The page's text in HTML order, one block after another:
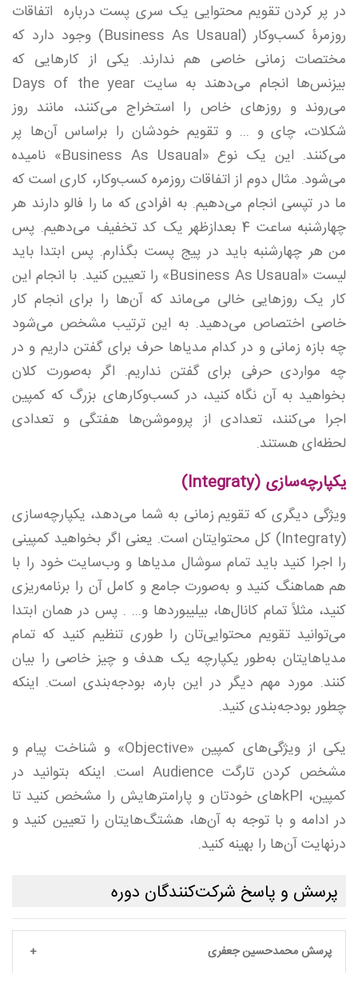
در پر کردن تقویم محتوایی یک سری پست درباره اتفاقات
روزمرۀ کسب‌وکار (Business As Usaual)
وجود دارد که
مختصات زمانی خاصی هم ندارند. یکی از کارهایی که
بیزنس‌ها انجام می‌دهند به سایت Days of the year
می‌روند و روزهای خاص را استخراج می‌کنند، مانند روز
شکلات، چای و ... و تقویم خودشان را براساس آن‌ها پر
می‌کنند. این یک نوع «Business As Usaual» نامیده
می‌شود. مثال دوم از اتفاقات روزمره کسب‌وکار، کاری است که
ما در تپسی انجام می‌دهیم. به افرادی که ما را فالو دارند هر
چهارشنبه ساعت 4 بعدازظهر یک کد تخفیف می‌دهیم. پس
من هر چهارشنبه باید در پیج پست بگذارم. پس ابتدا باید
لیست «Business As Usaual» را تعیین کنید. با انجام این
کار یک روزهایی خالی می‌ماند که آن‌ها را برای انجام کار
خاصی اختصاص می‌دهید. به این ترتیب مشخص می‌شود
چه بازه زمانی و در کدام مدیاها حرف برای گفتن داریم و در
چه مواردی حرفی برای گفتن نداریم. اگر به‌صورت کلان
بخواهید به آن نگاه کنید، در کسب‌وکارهای بزرگ که کمپین
اجرا می‌کنند، تعدادی از پروموشن‌ها هفتگی و تعدادی
لحظه‌ای هستند.
یکپارچه‌سازی (Integraty)
ویژگی دیگری که تقویم زمانی به شما می‌دهد، یکپارچه‌سازی
(Integraty) کل محتوایتان است. یعنی اگر بخواهید کمپینی
را اجرا کنید باید تمام سوشال مدیاها و وب‌سایت خود را با
هم هماهنگ کنید و به‌صورت جامع و کامل آن را برنامه‌ریزی
کنید، مثلاً تمام کانال‌ها، بیلیبوردها و... . پس در همان ابتدا
می‌توانید تقویم محتوایی‌تان را طوری تنظیم کنید که تمام
مدیاهایتان به‌طور یکپارچه یک هدف و چیز خاصی را بیان
کنند. مورد مهم دیگر در این باره، بودجه‌بندی است. اینکه
چطور بودجه‌بندی کنید.
یکی از ویژگی‌های کمپین «Objective» و شناخت پیام و
مشخص کردن تارگت Audience است. اینکه بتوانید در
کمپین، kPIهای خودتان و پارامترهایش را مشخص کنید تا
در ادامه و با توجه به آن‌ها، هشتگ‌هایتان را تعیین کنید و
درنهایت آن‌ها را بهینه کنید.
پرسش و پاسخ شرکت‌کنندگان دوره
پرسش محمدحسین جعفری